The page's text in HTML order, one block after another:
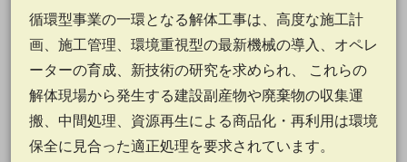
循環型事業の一環となる解体工事は、高度な施工計
画、施工管理、環境重視型の最新機械の導入、オペレ
ーターの育成、新技術の研究を求められ、 これらの
解体現場から発生する建設副産物や廃棄物の収集運
搬、中間処理、資源再生による商品化・再利用は環境
保全に見合った適正処理を要求されています。